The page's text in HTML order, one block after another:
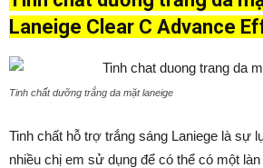
Laneige Clear C Advance
Tinh chất dưỡng trắng da mặt laneige
Tinh chất hỗ trợ trắng sáng Laniege là sự
nhiều chị em sử dụng để có thể có một